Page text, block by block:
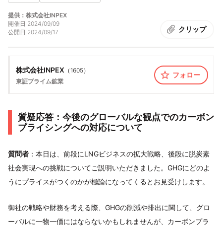
提供：株式会社INPEX
開催日 2024/09/09
公開日 2024/09/17 クリップ
株式会社INPEX （ 1605）
東証プライム鉱業
フォロー
質疑応答：今後のグローバルな観点でのカーボン
プライシングへの対応について
質問者 ：本日は、前段にLNGビジネスの拡大戦略、後段に脱炭素
社会実現への挑戦についてご説明いただきました。GHGにどのよ
うにプライスがつくのかが極論になってくるとお見受けします。
御社の戦略や財務を考える際、GHGの削減や排出に関して、グロ
ーバルに一物一価にはならないかもしれませんが、カーボンプラ